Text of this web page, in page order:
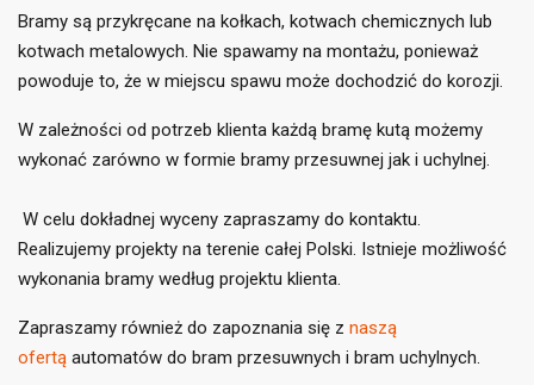
Dodaj do listy życzeń ×
Utwórz nową listę
×
((label))
Zaloguj się ×
Musisz być zalogowany by zapisać produkty na swojej
liście życzeń.
Bramy są przykręcane na kołkach, kotwach chemicznych lub
kotwach metalowych. Nie spawamy na montażu, ponieważ
powoduje to, że w miejscu spawu może dochodzić do korozji.
W zależności od potrzeb klienta każdą bramę kutą możemy
wykonać zarówno w formie bramy przesuwnej jak i uchylnej.
W celu dokładnej wyceny zapraszamy do kontaktu.
Realizujemy projekty na terenie całej Polski. Istnieje możliwość
wykonania bramy według projektu klienta.
Zapraszamy również do zapoznania się z naszą
ofertą automatów do bram przesuwnych i bram uchylnych.